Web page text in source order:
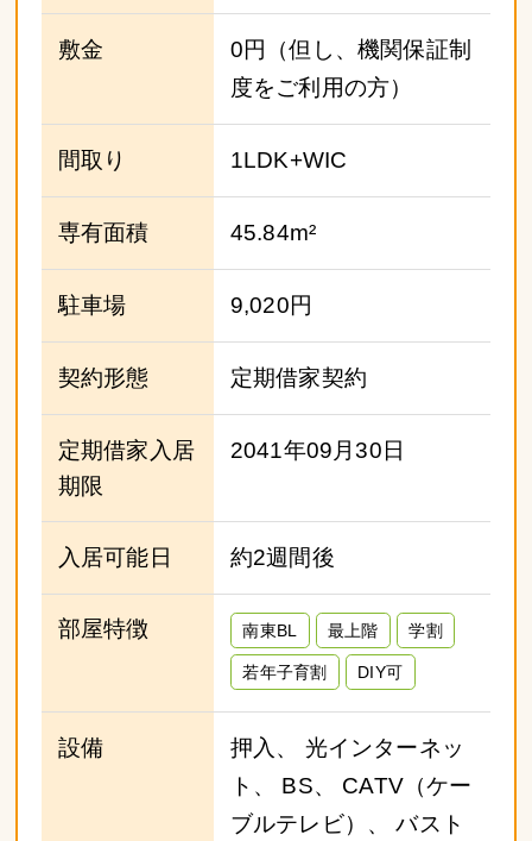
敷金
0円（但し、機関保証制
度をご利用の方）
間取り 1LDK+WIC
専有面積 45.84m²
駐車場 9,020円
契約形態 定期借家契約
定期借家入居
期限
2041年09月30日
入居可能日 約2週間後
部屋特徴 南東BL 最上階 学割
若年子育割 DIY可
設備
押入、 光インターネッ
ト、 BS、 CATV（ケー
ブルテレビ）、 バスト